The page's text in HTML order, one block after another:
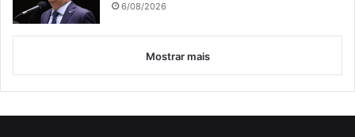
6/08/2026
Mostrar mais